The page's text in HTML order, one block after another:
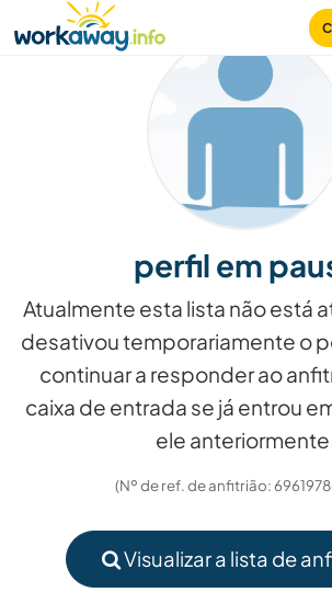
CONTENT
MAIN NAVIGATION
perfil em
Atualmente esta lista não está
desativou temporariamente o
continuar a responder ao
caixa de entrada se já entrou
ele
(Nº de ref. de anfitrião:
Visualizar a lista de